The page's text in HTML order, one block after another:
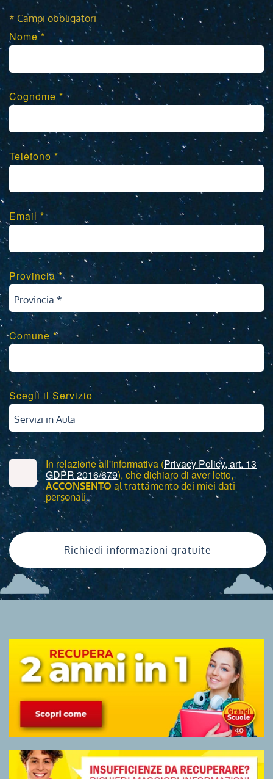
* Campi obbligatori
Nome *
Cognome *
Telefono *
Email *
Provincia *
Provincia *
Comune *
Scegli il Servizio
Servizi in Aula
In relazione all'informativa (Privacy Policy, art. 13
GDPR 2016/679), che dichiaro di aver letto,
ACCONSENTO al trattamento dei miei dati
personali.